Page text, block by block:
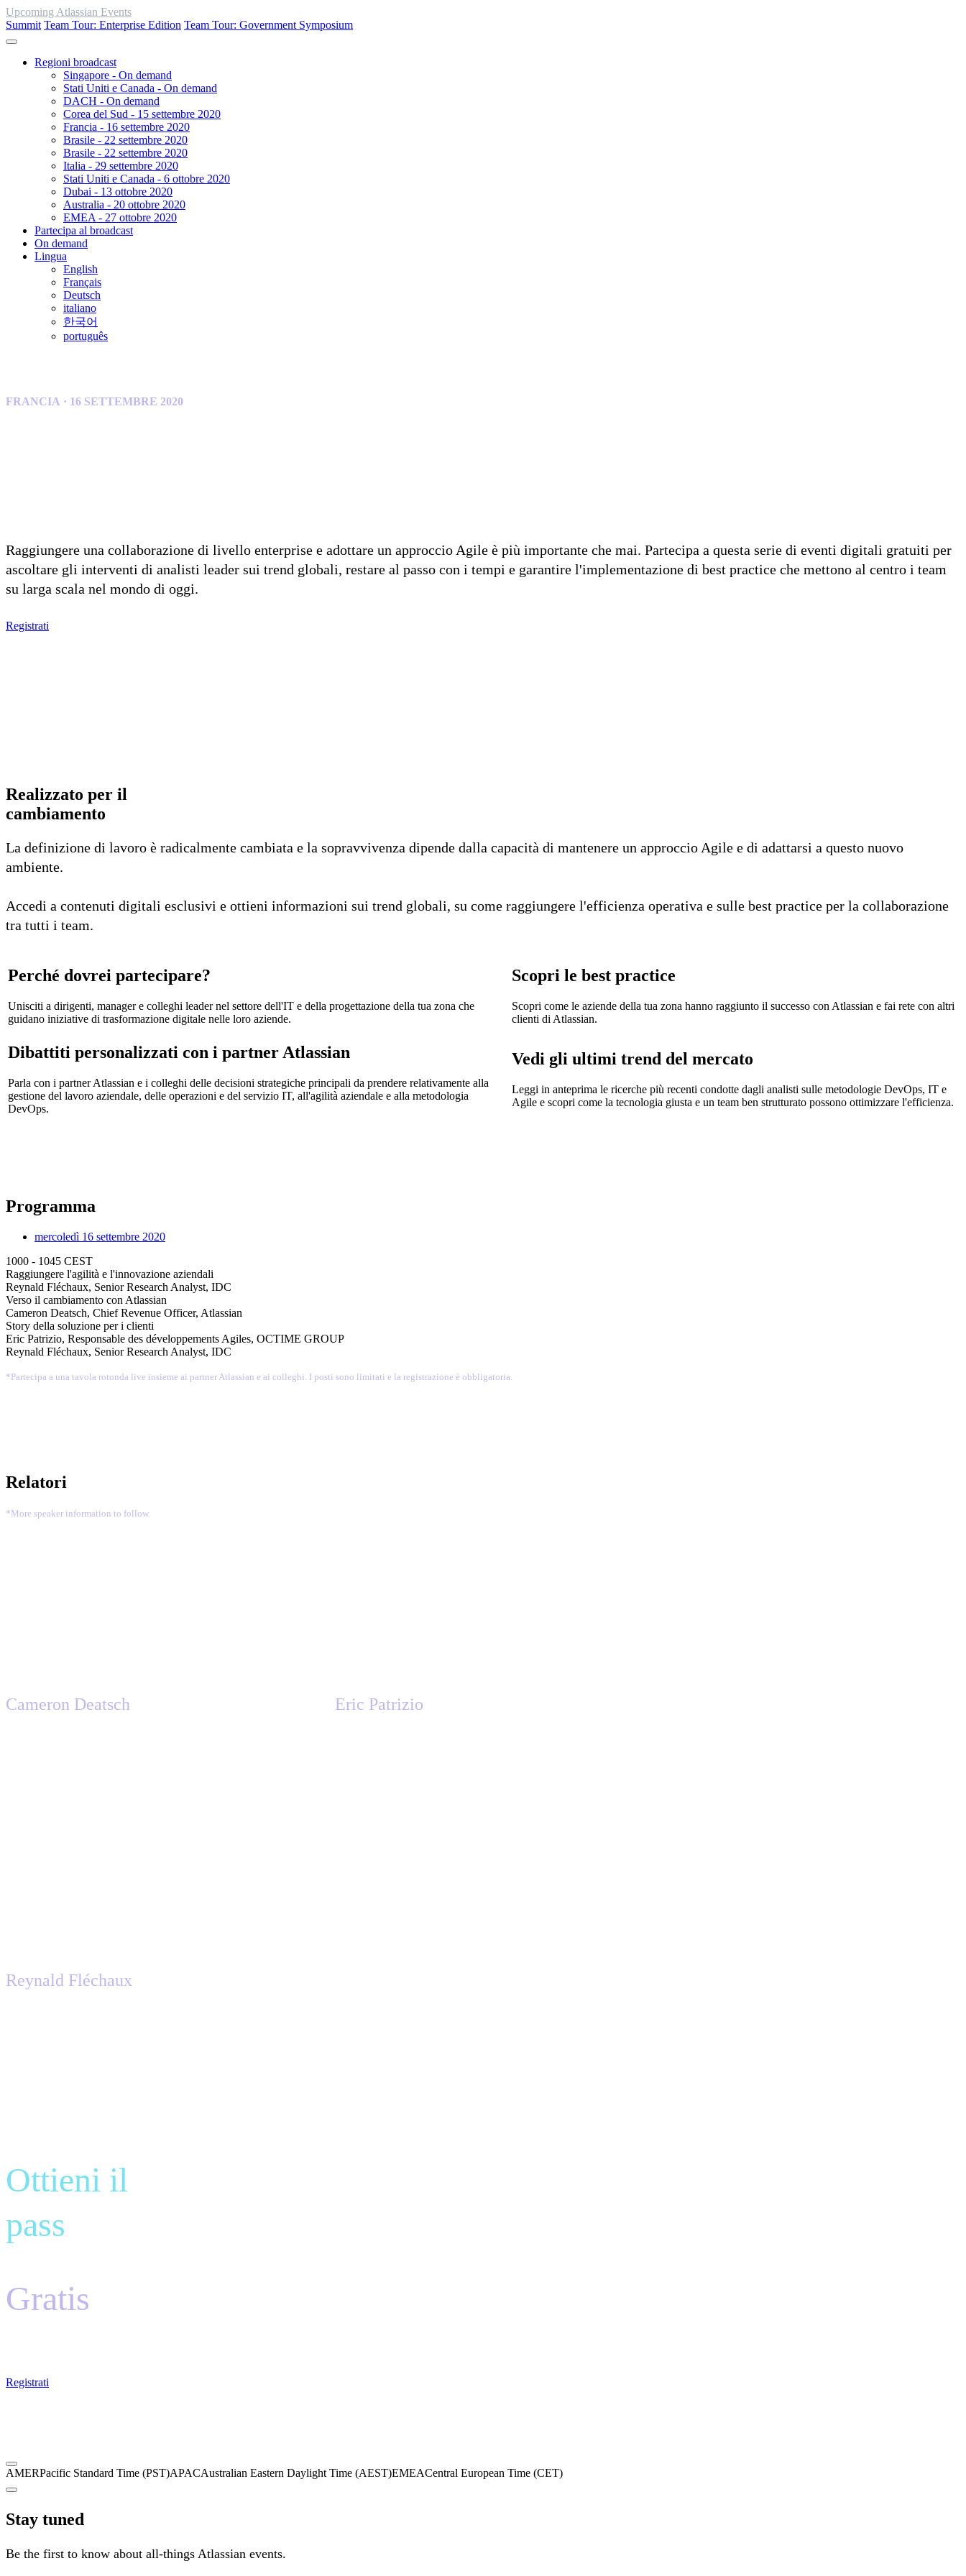
Upcoming Atlassian Events
Summit Team Tour: Enterprise Edition Team Tour: Government Symposium
Regioni broadcast
Singapore - On demand
Stati Uniti e Canada - On demand
DACH - On demand
Corea del Sud - 15 settembre 2020
Francia - 16 settembre 2020
Brasile - 22 settembre 2020
Brasile - 22 settembre 2020
Italia - 29 settembre 2020
Stati Uniti e Canada - 6 ottobre 2020
Dubai - 13 ottobre 2020
Australia - 20 ottobre 2020
EMEA - 27 ottobre 2020
Partecipa al broadcast
On demand
Lingua
English
Français
Deutsch
italiano
한국어
português
FRANCIA · 16 SETTEMBRE 2020
Raggiungere una collaborazione di livello enterprise e adottare un approccio Agile è più importante che mai. Partecipa a questa serie di eventi digitali gratuiti per
ascoltare gli interventi di analisti leader sui trend globali, restare al passo con i tempi e garantire l'implementazione di best practice che mettono al centro i team
su larga scala nel mondo di oggi.
Registrati
Realizzato per il
cambiamento
La definizione di lavoro è radicalmente cambiata e la sopravvivenza dipende dalla capacità di mantenere un approccio Agile e di adattarsi a questo nuovo
ambiente.
Accedi a contenuti digitali esclusivi e ottieni informazioni sui trend globali, su come raggiungere l'efficienza operativa e sulle best practice per la collaborazione
tra tutti i team.
Perché dovrei partecipare?
Unisciti a dirigenti, manager e colleghi leader nel settore dell'IT e della progettazione della tua zona che
guidano iniziative di trasformazione digitale nelle loro aziende.
Scopri le best practice
Scopri come le aziende della tua zona hanno raggiunto il successo con Atlassian e fai rete con altri
clienti di Atlassian.
Dibattiti personalizzati con i partner Atlassian
Parla con i partner Atlassian e i colleghi delle decisioni strategiche principali da prendere relativamente alla
gestione del lavoro aziendale, delle operazioni e del servizio IT, all'agilità aziendale e alla metodologia
DevOps.
Vedi gli ultimi trend del mercato
Leggi in anteprima le ricerche più recenti condotte dagli analisti sulle metodologie DevOps, IT e
Agile e scopri come la tecnologia giusta e un team ben strutturato possono ottimizzare l'efficienza.
Programma
mercoledì 16 settembre 2020
1000 - 1045 CEST
Raggiungere l'agilità e l'innovazione aziendali
Reynald Fléchaux, Senior Research Analyst, IDC
Verso il cambiamento con Atlassian
Cameron Deatsch, Chief Revenue Officer, Atlassian
Story della soluzione per i clienti
Eric Patrizio, Responsable des développements Agiles, OCTIME GROUP
Reynald Fléchaux, Senior Research Analyst, IDC
*Partecipa a una tavola rotonda live insieme ai partner Atlassian e ai colleghi. I posti sono limitati e la registrazione è obbligatoria.
Relatori
*More speaker information to follow.
Cameron Deatsch Eric Patrizio
Reynald Fléchaux
Ottieni il
pass
Gratis
Registrati
AMERPacific Standard Time (PST)APACAustralian Eastern Daylight Time (AEST)EMEACentral European Time (CET)
Stay tuned
Be the first to know about all-things Atlassian events.